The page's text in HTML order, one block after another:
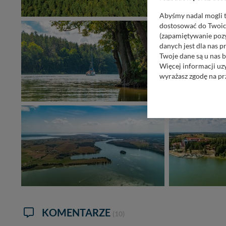
KOMENTARZE (10)
Abyśmy nadal mogli
dostosować do
(zapamiętywanie
danych jest dla nas
Twoje dane są u nas
Więcej informacji
wyrażasz zgodę na
Wyjątkiem jest
zasadach i
Administratorem
11-500 Giżycko.
W każdej chwili
przetwarzania.